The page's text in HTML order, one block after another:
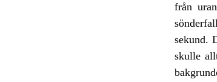
från
sekund.
skulle